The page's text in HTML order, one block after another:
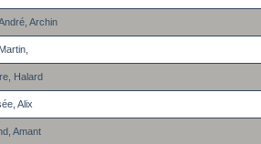
Archin
Halard
Alix
Amant